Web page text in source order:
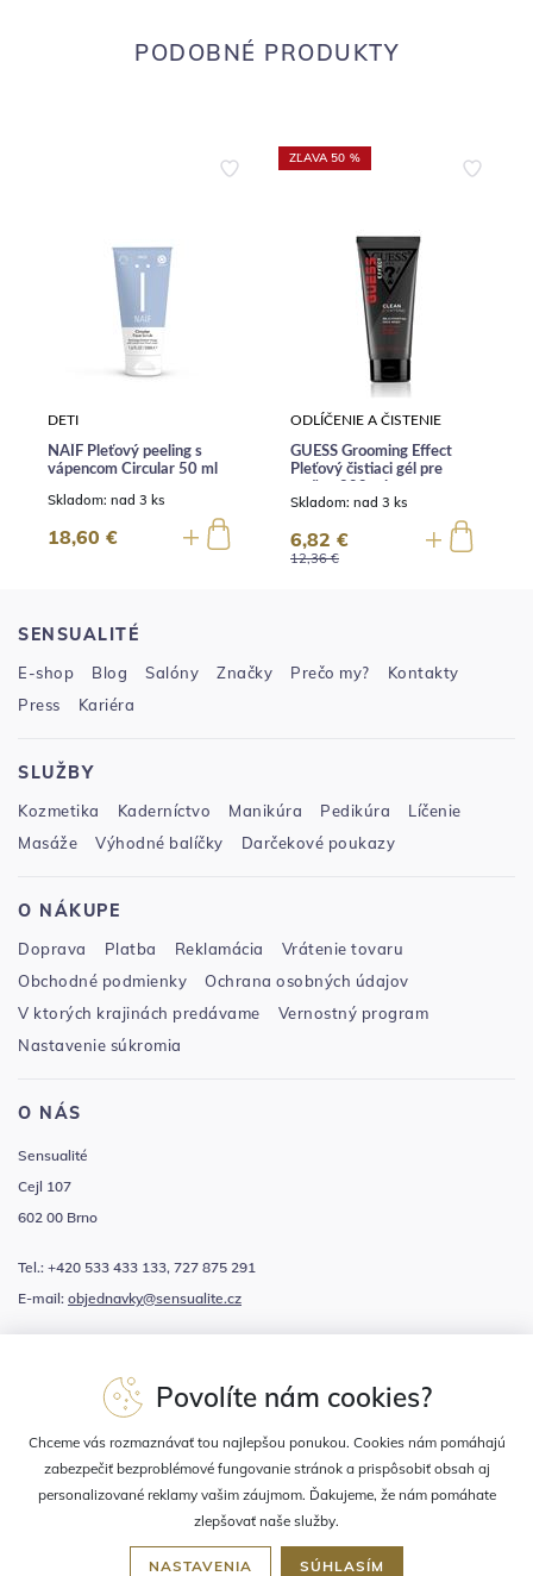
PODOBNÉ PRODUKTY
DETI
NAÏF Pleťový peeling s
vápencom Circular 50 ml
Skladom: nad 3 ks
18,60 €
ZĽAVA 50 %
ODLÍČENIE A ČISTENIE
GUESS Grooming Effect
Pleťový čistiaci gél pre
Skladom: nad 3 ks
12,36 €
6,82 €
SENSUALITÉ
E-shop Blog Salóny Značky Prečo my?
Kontakty
Press
Kariéra
SLUŽBY
Kozmetika Kaderníctvo Manikúra Pedikúra
Líčenie
Masáže
Výhodné balíčky Darčekové poukazy
O NÁKUPE
Doprava Platba Reklamácia
Vrátenie tovaru
Obchodné podmienky
Ochrana osobných údajov
V ktorých krajinách predávame
Vernostný program
Nastavenie súkromia
O NÁS
Sensualité
Cejl 107
602 00 Brno
Tel.: +420 533 433 133, 727 875 291
E-mail: objednavky@sensualite.cz
Povolíte nám cookies?
Chceme vás rozmaznávať tou najlepšou ponukou. Cookies nám pomáhajú
zabezpečiť bezproblémové fungovanie stránok a prispôsobiť obsah aj
personalizované reklamy vašim záujmom. Ďakujeme, že nám pomáhate
zlepšovať naše služby.
NASTAVENIA SÚHLASÍM